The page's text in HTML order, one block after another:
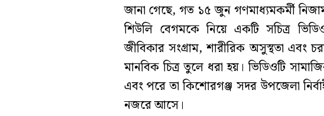
জানা গেছে, গত ১৫ জুন গণমাধ্যমকর্মী
শিউলি বেগমকে নিয়ে একটি সচিত্র
জীবিকার সংগ্রাম, শারীরিক অসুস্থতা এবং
মানবিক চিত্র তুলে ধরা হয়। ভিডিওটি
এবং পরে তা কিশোরগঞ্জ সদর উপজেলা
নজরে আসে।